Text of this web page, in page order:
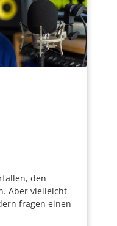
den
Aber vielleicht
fragen einen